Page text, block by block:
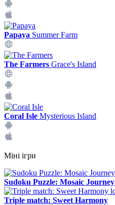
Papaya Summer Farm
The Farmers Grace's Island
Coral Isle Mysterious Island
Міні ігри
Sudoku Puzzle: Mosaic Journey
Triple match: Sweet Harmony